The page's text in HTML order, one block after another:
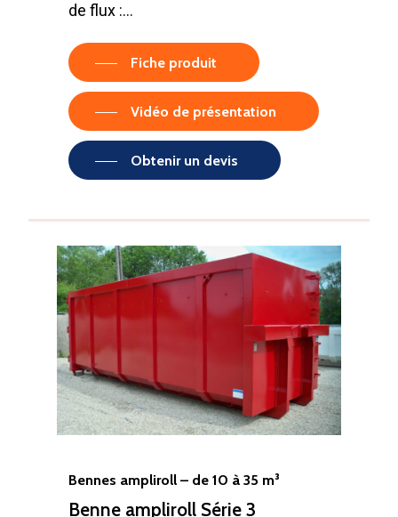
de flux :…
Fiche produit
Vidéo de présentation
Obtenir un devis
Bennes ampliroll – de 10 à 35 m³
Benne ampliroll Série 3